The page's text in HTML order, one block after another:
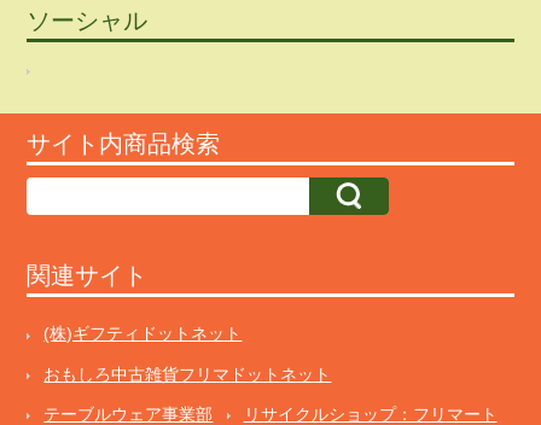
ソーシャル
サイト内商品検索
関連サイト
(株)ギフティドットネット
おもしろ中古雑貨フリマドットネット
テーブルウェア事業部 リサイクルショップ：フリマート